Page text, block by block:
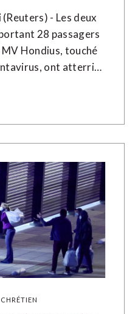
- Les deux
28 passagers
Hondius, touché
ont atterri…